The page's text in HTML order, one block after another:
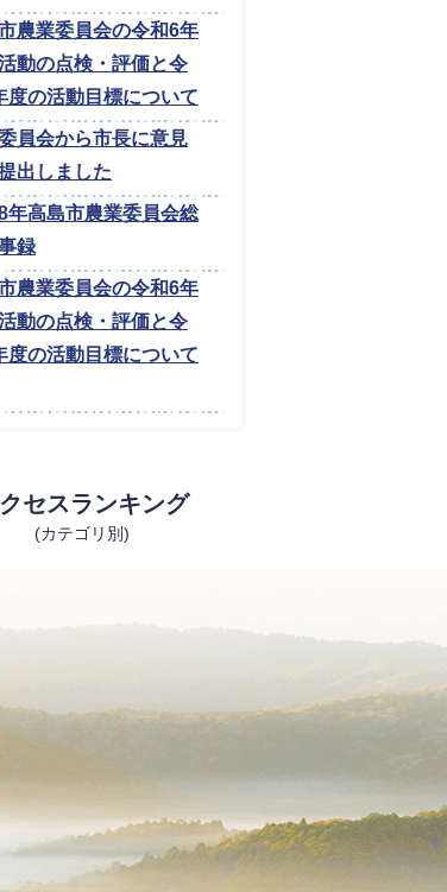
農業委員会の令和6年
動の点検・評価と令
度の活動目標について
員会から市長に意見
出しました
年高島市農業委員会総
録
農業委員会の令和6年
動の点検・評価と令
度の活動目標について
セスランキング
(カテゴリ別)